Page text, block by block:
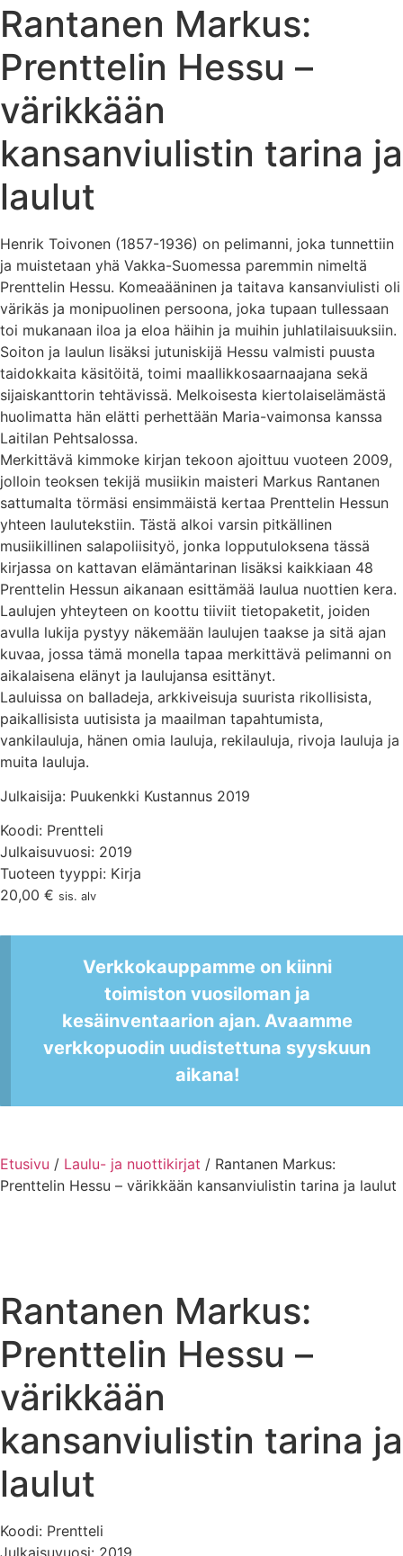
Rantanen Markus:
Prenttelin Hessu –
värikkään
kansanviulistin tarina ja
laulut
Henrik Toivonen (1857-1936) on pelimanni, joka tunnettiin
ja muistetaan yhä Vakka-Suomessa paremmin nimeltä
Prenttelin Hessu. Komeaääninen ja taitava kansanviulisti oli
värikäs ja monipuolinen persoona, joka tupaan tullessaan
toi mukanaan iloa ja eloa häihin ja muihin juhlatilaisuuksiin.
Soiton ja laulun lisäksi jutuniskijä Hessu valmisti puusta
taidokkaita käsitöitä, toimi maallikkosaarnaajana sekä
sijaiskanttorin tehtävissä. Melkoisesta kiertolaiselämästä
huolimatta hän elätti perhettään Maria-vaimonsa kanssa
Laitilan Pehtsalossa.
Merkittävä kimmoke kirjan tekoon ajoittuu vuoteen 2009,
jolloin teoksen tekijä musiikin maisteri Markus Rantanen
sattumalta törmäsi ensimmäistä kertaa Prenttelin Hessun
yhteen laulutekstiin. Tästä alkoi varsin pitkällinen
musiikillinen salapoliisityö, jonka lopputuloksena tässä
kirjassa on kattavan elämäntarinan lisäksi kaikkiaan 48
Prenttelin Hessun aikanaan esittämää laulua nuottien kera.
Laulujen yhteyteen on koottu tiiviit tietopaketit, joiden
avulla lukija pystyy näkemään laulujen taakse ja sitä ajan
kuvaa, jossa tämä monella tapaa merkittävä pelimanni on
aikalaisena elänyt ja laulujansa esittänyt.
Lauluissa on balladeja, arkkiveisuja suurista rikollisista,
paikallisista uutisista ja maailman tapahtumista,
vankilauluja, hänen omia lauluja, rekilauluja, rivoja lauluja ja
muita lauluja.
Julkaisija: Puukenkki Kustannus 2019
Koodi: Prentteli
Julkaisuvuosi: 2019
Tuoteen tyyppi: Kirja
20,00 € sis. alv
Verkkokauppamme on kiinni
toimiston vuosiloman ja
kesäinventaarion ajan. Avaamme
verkkopuodin uudistettuna syyskuun
aikana!
Etusivu / Laulu- ja nuottikirjat / Rantanen Markus:
Prenttelin Hessu – värikkään kansanviulistin tarina ja laulut
Rantanen Markus:
Prenttelin Hessu –
värikkään
kansanviulistin tarina ja
laulut
Koodi: Prentteli